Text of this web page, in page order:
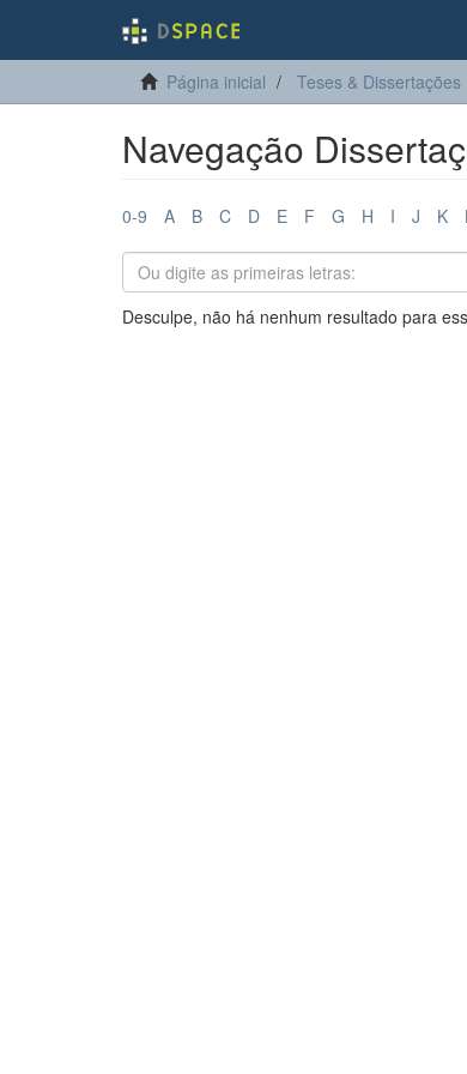
Página inicial Teses & Dissertações
Navegação
0-9 A B C D E F G H I J K
Desculpe, não há nenhum resultado para